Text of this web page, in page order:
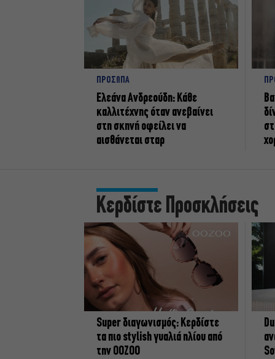
ΠΡΟΣΩΠΑ
Ελεάνα Ανδρεούδη: Κάθε
καλλιτέχνης όταν ανεβαίνει
στη σκηνή οφείλει να
αισθάνεται σταρ
Κερδίστε Προσκλήσεις
Super διαγωνισμός: Κερδίστε
τα πιο stylish γυαλιά ηλίου από
την OOZOO